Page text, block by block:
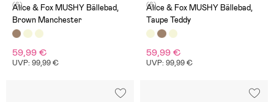
(6)
Alice & Fox MUSHY Bällebad,
Brown Manchester
59,99 €
UVP: 99,99 €
(6)
Alice & Fox MUSHY Bällebad,
Taupe Teddy
59,99 €
UVP: 99,99 €